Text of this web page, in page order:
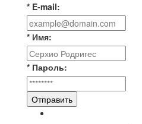
* E-mail:
* Имя:
* Пароль:
Отправить